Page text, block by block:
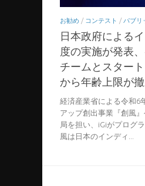
お勧め / コンテスト / パブリ
日本政府による
度の実施が発表
チームとスター
から年齢上限が
経済産業省による令和6
アップ創出事業『創風
局を担い、iGiがプログ
風は日本のインディ...